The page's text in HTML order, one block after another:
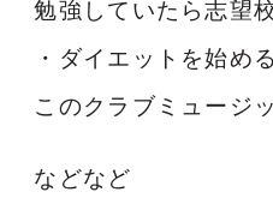
勉強していたら志望
・ダイエットを始め
このクラブミュージ
などなど